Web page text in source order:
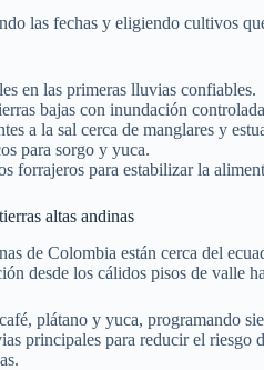
las fechas y eligiendo cultivos
en las primeras lluvias confiables.
bajas con inundación
a la sal cerca de manglares y
para sorgo y yuca.
forrajeros para estabilizar la
altas andinas
de Colombia están cerca del
desde los cálidos pisos de valle
plátano y yuca, programando
principales para reducir el riesgo